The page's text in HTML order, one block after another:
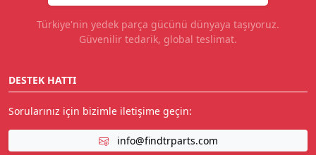
Türkiye'nin yedek parça gücünü dünyaya taşıyoruz.
Güvenilir tedarik, global teslimat.
DESTEK HATTI
Sorularınız için bizimle iletişime geçin:
info@findtrparts.com